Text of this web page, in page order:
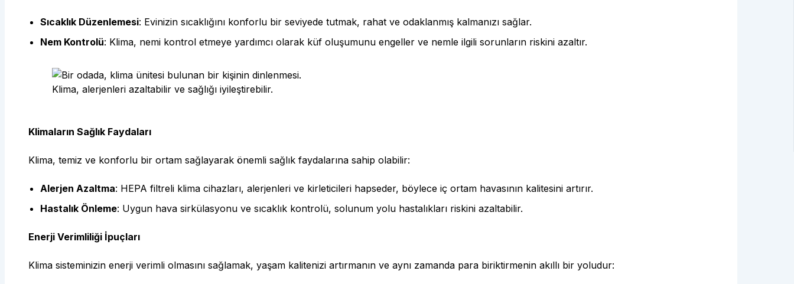
Sıcaklık Düzenlemesi: Evinizin sıcaklığını konforlu bir seviyede tutmak, rahat ve odaklanmış kalmanızı sağlar.
Nem Kontrolü: Klima, nemi kontrol etmeye yardımcı olarak küf oluşumunu engeller ve nemle ilgili sorunların riskini azaltır.
Klima, alerjenleri azaltabilir ve sağlığı iyileştirebilir.
Klimaların Sağlık Faydaları
Klima, temiz ve konforlu bir ortam sağlayarak önemli sağlık faydalarına sahip olabilir:
Alerjen Azaltma: HEPA filtreli klima cihazları, alerjenleri ve kirleticileri hapseder, böylece iç ortam havasının kalitesini artırır.
Hastalık Önleme: Uygun hava sirkülasyonu ve sıcaklık kontrolü, solunum yolu hastalıkları riskini azaltabilir.
Enerji Verimliliği İpuçları
Klima sisteminizin enerji verimli olmasını sağlamak, yaşam kalitenizi artırmanın ve aynı zamanda para biriktirmenin akıllı bir yoludur: